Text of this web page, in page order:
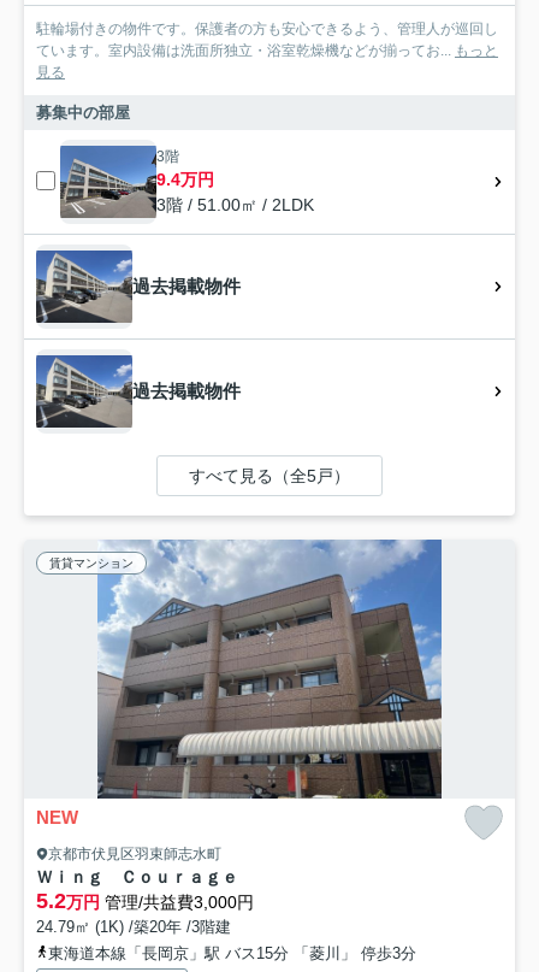
駐輪場付きの物件です。保護者の方も安心できるよう、管理人が巡回し
ています。室内設備は洗面所独立・浴室乾燥機などが揃ってお... もっと
見る
募集中の部屋
3階
9.4万円
3階 / 51.00㎡ / 2LDK
過去掲載物件
過去掲載物件
すべて見る（全5戸）
賃貸マンション
NEW
京都市伏見区羽束師志水町
Ｗｉｎｇ Ｃｏｕｒａｇｅ
5.2万円 管理/共益費3,000円
24.79㎡ (1K) /築20年 /3階建
東海道本線「長岡京」駅 バス15分 「菱川」 停歩3分